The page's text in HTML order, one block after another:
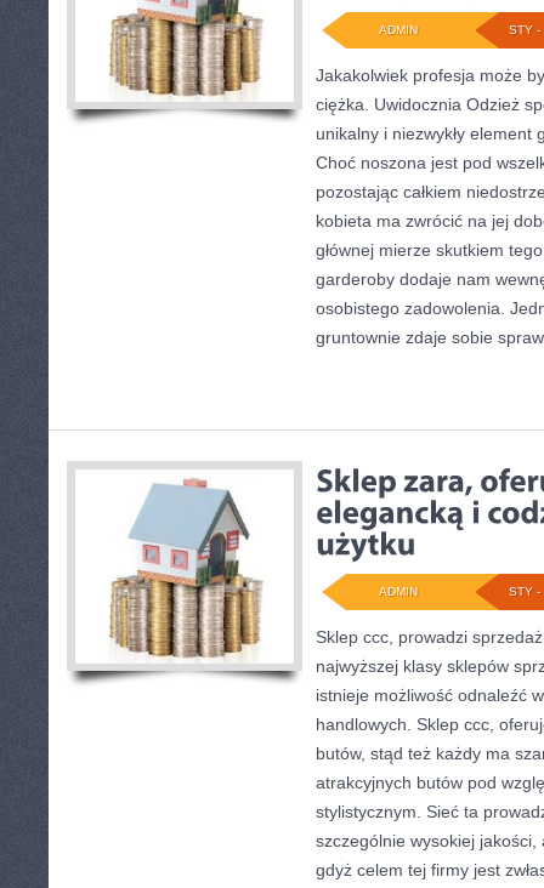
STY -
ADMIN
Jakakolwiek profesja może
ciężka. Uwidocznia Odzież
unikalny i niezwykły element
Choć noszona jest pod
pozostając całkiem
kobieta ma zwrócić na jej
głównej mierze skutkiem
garderoby dodaje nam
osobistego zadowolenia.
gruntownie zdaje sobie
STY -
ADMIN
Sklep ccc, prowadzi
najwyższej klasy sklepów
istnieje możliwość odnaleźć
handlowych. Sklep ccc,
butów, stąd też każdy ma
atrakcyjnych butów pod
stylistycznym. Sieć ta
szczególnie wysokiej
gdyż celem tej firmy jest